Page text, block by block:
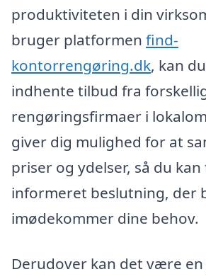
produktiviteten i din
bruger platformen find-
kontorrengøring.dk, kan
indhente tilbud fra
rengøringsfirmaer i
giver dig mulighed for at
priser og ydelser, så du
informeret beslutning, der
imødekommer dine behov.
Derudover kan det være